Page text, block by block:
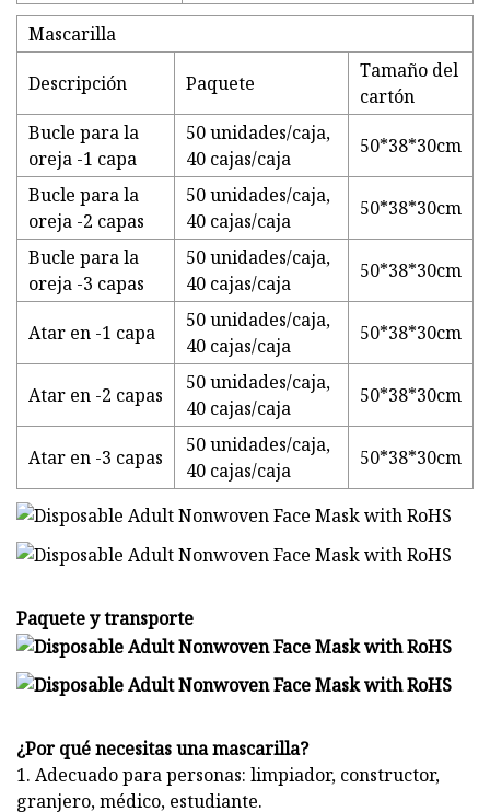
Mascarilla
Descripción Paquete
Tamaño del
cartón
Bucle para la
oreja -1 capa
50 unidades/caja,
40 cajas/caja
50*38*30cm
Bucle para la
oreja -2 capas
50 unidades/caja,
40 cajas/caja
50*38*30cm
Bucle para la
oreja -3 capas
50 unidades/caja,
40 cajas/caja
50*38*30cm
Atar en -1 capa
50 unidades/caja,
40 cajas/caja
50*38*30cm
Atar en -2 capas
50 unidades/caja,
40 cajas/caja
50*38*30cm
Atar en -3 capas
50 unidades/caja,
40 cajas/caja
50*38*30cm
Paquete y transporte
¿Por qué necesitas una mascarilla?
1. Adecuado para personas: limpiador, constructor,
granjero, médico, estudiante.